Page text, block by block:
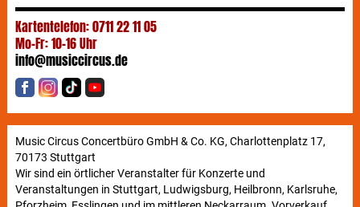
Kartentelefon: 0711 22 11 05
Mo-Fr: 10-16 Uhr
info@musiccircus.de
Music Circus Concertbüro GmbH & Co. KG, Charlottenplatz 17,
70173 Stuttgart
Wir sind ein örtlicher Veranstalter für Konzerte und
Veranstaltungen in Stuttgart, Ludwigsburg, Heilbronn, Karlsruhe,